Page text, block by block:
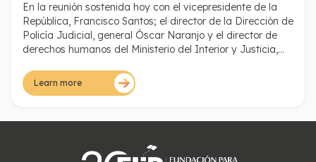
En la reunión sostenida hoy con el vicepresidente de la
República, Francisco Santos; el director de la Dirección de
Policía Judicial, general Óscar Naranjo y el director de
derechos humanos del Ministerio del Interior y Justicia,
Libertad de Prensa (FLIP) le expuso al gobierno el
preocupante balance del la libertad de prensa en el
Learn more